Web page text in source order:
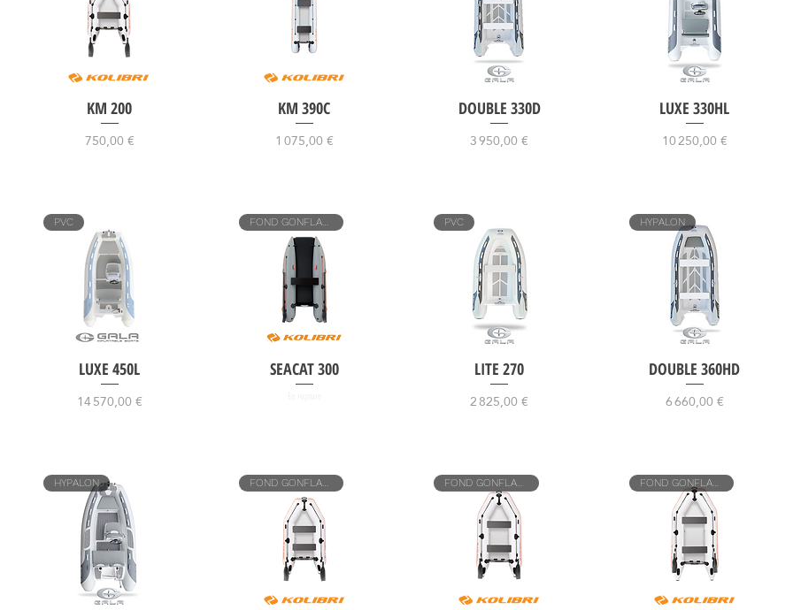
KM 200
Prix
750,00 €
KM 390C
Prix
1 075,00 €
DOUBLE 330D
Prix
3 950,00 €
LUXE 330HL
Prix
10 250,00 €
PVC
LUXE 450L
Prix
14 570,00 €
FOND GONFLABLE
SEACAT 300
PVC
LITE 270
Prix
2 825,00 €
HYPALON
DOUBLE 360HD
Prix
6 660,00 €
HYPALON FOND GONFLABLE FOND GONFLABLE